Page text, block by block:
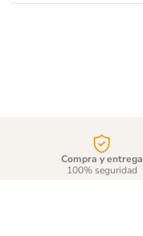
Compra y entrega
100% seguridad